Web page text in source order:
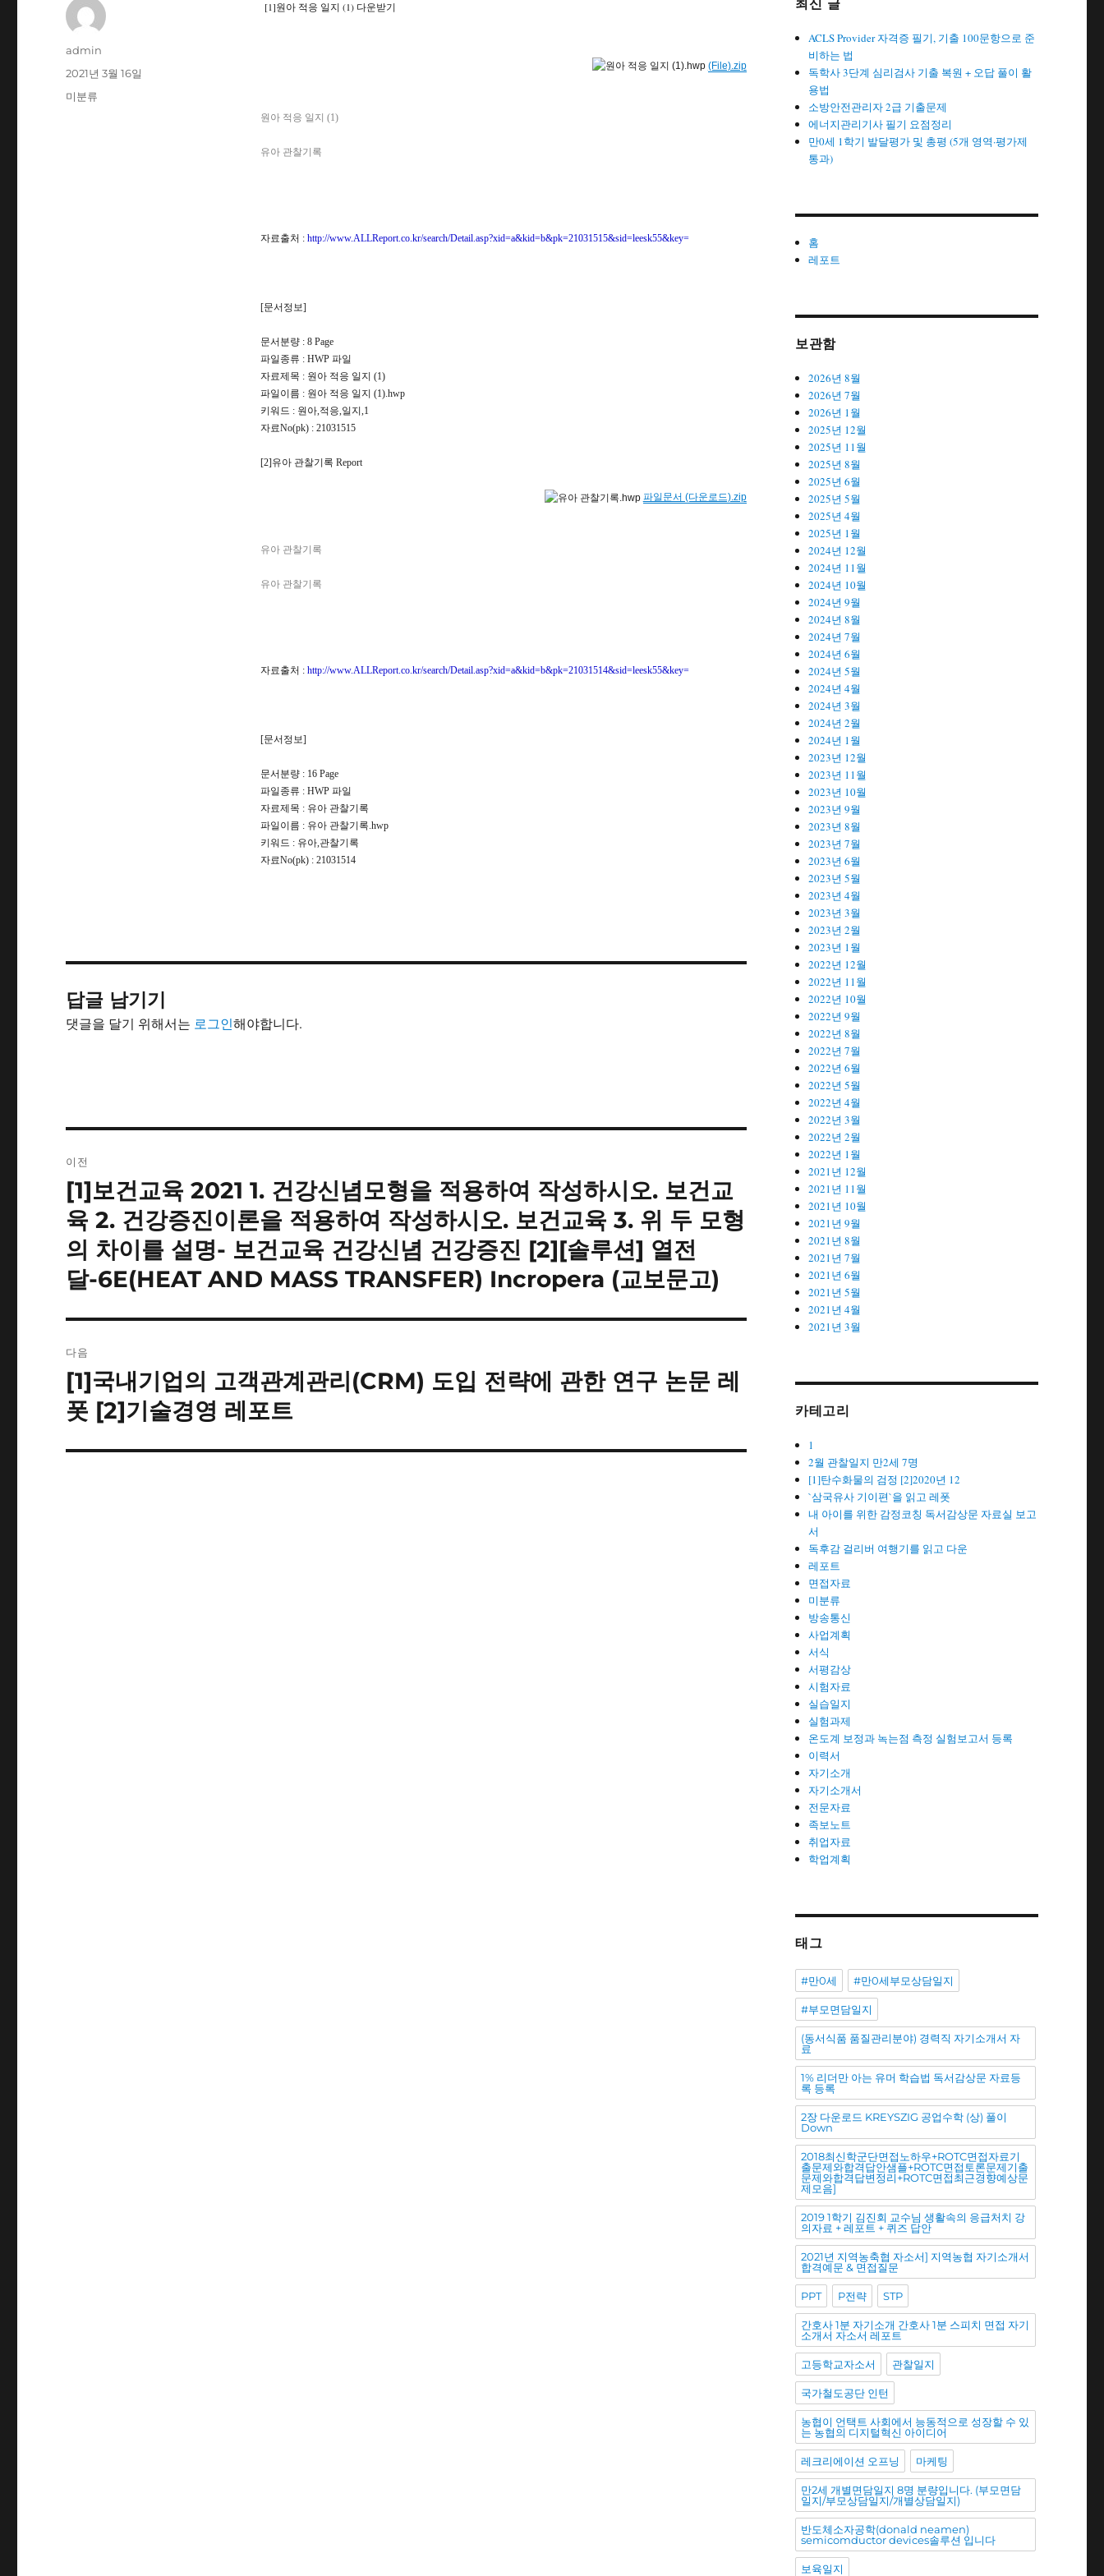
[1]원아 적응 일지 (1) 다운받기
(File).zip
원아 적응 일지 (1)
유아 관찰기록
자료출처 : http://www.ALLReport.co.kr/search/Detail.asp?xid=a&kid=b&pk=21031515&sid=leesk55&key=
[문서정보]
문서분량 : 8 Page
파일종류 : HWP 파일
자료제목 : 원아 적응 일지 (1)
파일이름 : 원아 적응 일지 (1).hwp
키워드 : 원아,적응,일지,1
자료No(pk) : 21031515
[2]유아 관찰기록 Report
파일문서 (다운로드).zip
유아 관찰기록
유아 관찰기록
자료출처 : http://www.ALLReport.co.kr/search/Detail.asp?xid=a&kid=b&pk=21031514&sid=leesk55&key=
[문서정보]
문서분량 : 16 Page
파일종류 : HWP 파일
자료제목 : 유아 관찰기록
파일이름 : 유아 관찰기록.hwp
키워드 : 유아,관찰기록
자료No(pk) : 21031514
글
admin
작
성
2021년 3월 16일
카
미분류
답글 남기기
댓글을 달기 위해서는 로그인해야합니다.
내
비
게
이
션
이전
이
전
[1]보건교육 2021 1. 건강신념모형을 적용하여 작성하시오. 보건교
육 2. 건강증진이론을 적용하여 작성하시오. 보건교육 3. 위 두 모형
의 차이를 설명- 보건교육 건강신념 건강증진 [2][솔루션] 열전
달-6E(HEAT AND MASS TRANSFER) Incropera (교보문고)
다음
다
음
글:
[1]국내기업의 고객관계관리(CRM) 도입 전략에 관한 연구 논문 레
폿 [2]기술경영 레포트
최신 글
ACLS Provider 자격증 필기, 기출 100문항으로 준
비하는 법
독학사 3단계 심리검사 기출 복원 + 오답 풀이 활
용법
소방안전관리자 2급 기출문제
에너지관리기사 필기 요점정리
만0세 1학기 발달평가 및 총평 (5개 영역·평가제
통과)
홈
레포트
보관함
2026년 8월
2026년 7월
2026년 1월
2025년 12월
2025년 11월
2025년 8월
2025년 6월
2025년 5월
2025년 4월
2025년 1월
2024년 12월
2024년 11월
2024년 10월
2024년 9월
2024년 8월
2024년 7월
2024년 6월
2024년 5월
2024년 4월
2024년 3월
2024년 2월
2024년 1월
2023년 12월
2023년 11월
2023년 10월
2023년 9월
2023년 8월
2023년 7월
2023년 6월
2023년 5월
2023년 4월
2023년 3월
2023년 2월
2023년 1월
2022년 12월
2022년 11월
2022년 10월
2022년 9월
2022년 8월
2022년 7월
2022년 6월
2022년 5월
2022년 4월
2022년 3월
2022년 2월
2022년 1월
2021년 12월
2021년 11월
2021년 10월
2021년 9월
2021년 8월
2021년 7월
2021년 6월
2021년 5월
2021년 4월
2021년 3월
카테고리
1
2월 관찰일지 만2세 7명
[1]탄수화물의 검정 [2]2020년 12
`삼국유사 기이편`을 읽고 레폿
내 아이를 위한 감정코칭 독서감상문 자료실 보고
서
독후감 걸리버 여행기를 읽고 다운
레포트
면접자료
미분류
방송통신
사업계획
서식
서평감상
시험자료
실습일지
실험과제
온도계 보정과 녹는점 측정 실험보고서 등록
이력서
자기소개
자기소개서
전문자료
족보노트
취업자료
학업계획
태그
#만0세 #만0세부모상담일지
#부모면담일지
(동서식품 품질관리분야) 경력직 자기소개서 자
료
1% 리더만 아는 유머 학습법 독서감상문 자료등
록 등록
2장 다운로드 KREYSZIG 공업수학 (상) 풀이
Down
2018최신학군단면접노하우+ROTC면접자료기
출문제와합격답안샘플+ROTC면접토론문제기출
문제와합격답변정리+ROTC면접최근경향예상문
제모음]
2019 1학기 김진회 교수님 생활속의 응급처치 강
의자료 + 레포트 + 퀴즈 답안
2021년 지역농축협 자소서] 지역농협 자기소개서
합격예문 & 면접질문
PPT P전략 STP
간호사 1분 자기소개 간호사 1분 스피치 면접 자기
소개서 자소서 레포트
고등학교자소서 관찰일지
국가철도공단 인턴
농협이 언택트 사회에서 능동적으로 성장할 수 있
는 농협의 디지털혁신 아이디어
레크리에이션 오프닝 마케팅
만2세 개별면담일지 8명 분량입니다. (부모면담
일지/부모상담일지/개별상담일지)
반도체소자공학(donald neamen)
semicomductor devices솔루션 입니다
보육일지